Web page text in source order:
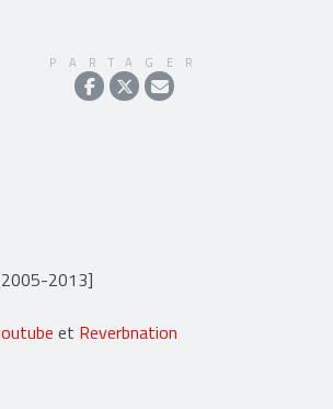
PARTAGER
2013]
et Reverbnation